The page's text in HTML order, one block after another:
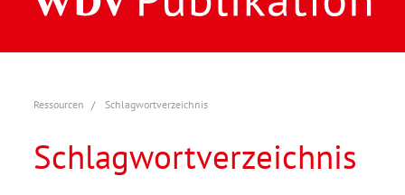
Ressourcen Schlagwortverzeichnis
Schlagwortverzeichnis